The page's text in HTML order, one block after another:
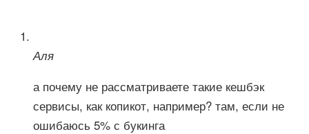
Аля
а почему не рассматриваете такие кешбэк
сервисы, как копикот, например? там, если не
ошибаюсь 5% с букинга